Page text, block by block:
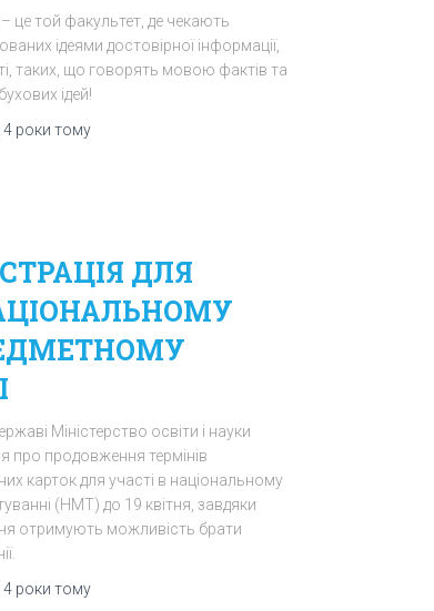
це той факультет, де чекають
ідеями достовірної інформації,
таких, що говорять мовою фактів та
ідей!
4 роки тому
ДЛЯ
Міністерство освіти і науки
про продовження термінів
карток для участі в національному
(НМТ) до 19 квітня, завдяки
отримують можливість брати
4 роки тому